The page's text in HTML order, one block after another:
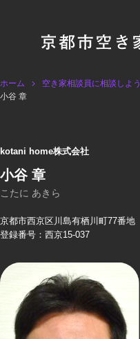
ホーム 空き家相談員に相談しよう
小谷 章
kotani home株式会社
小谷 章
こたに あきら
京都市西京区川島有栖川町77番地
登録番号：西京15-037